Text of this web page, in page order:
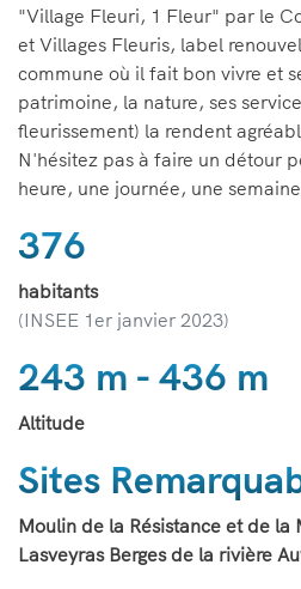
"Village Fleuri, 1 Fleur" par le
et Villages Fleuris, label
commune où il fait bon vivre et
patrimoine, la nature, ses
fleurissement) la rendent
N'hésitez pas à faire un détour
heure, une journée, une
376
habitants
(INSEE 1er janvier 2023)
243 m - 436 m
Altitude
Sites
Moulin de la Résistance et de la
Lasveyras Berges de la rivière